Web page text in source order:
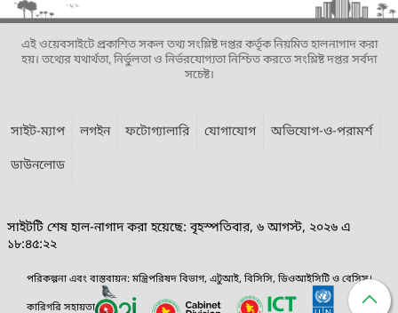
এই ওয়েবসাইটে প্রকাশিত সকল তথ্য সংশ্লিষ্ট দপ্তর কর্তৃক নিয়মিত হালনাগাদ করা
হয়। তথ্যের যথার্থতা, নির্ভুলতা ও নির্ভরযোগ্যতা নিশ্চিত করতে সংশ্লিষ্ট দপ্তর সর্বদা
সচেষ্ট।
সাইট-ম্যাপ লগইন ফটোগ্যালারি যোগাযোগ
অভিযোগ-ও-পরামর্শ
ডাউনলোড
সাইটটি শেষ হাল-নাগাদ করা হয়েছে: বৃহস্পতিবার, ৬ আগস্ট, ২০২৬ এ
১৮:৪৫:২২
পরিকল্পনা এবং বাস্তবায়ন: মন্ত্রিপরিষদ বিভাগ, এটুআই, বিসিসি, ডিওআইসিটি ও বেসিস।
কারিগরি সহায়তা